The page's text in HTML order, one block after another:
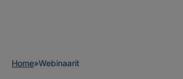
Home»Webinaarit